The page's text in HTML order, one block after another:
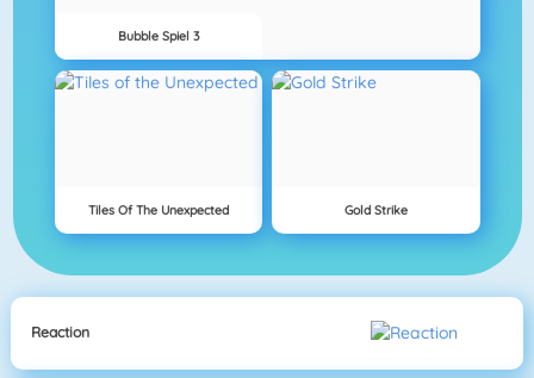
Bubble Spiel 3
Tiles Of The Unexpected Gold Strike
Reaction